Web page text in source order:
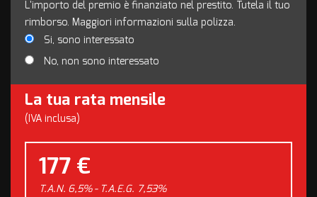
L'importo del premio è finanziato nel prestito. Tutela il tuo
rimborso. Maggiori informazioni sulla polizza.
Si, sono interessato
No, non sono interessato
La tua rata mensile
(IVA inclusa)
177 €
T.A.N. 6,5% - T.A.E.G. 7,53%